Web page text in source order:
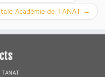
Académie de TANAT →